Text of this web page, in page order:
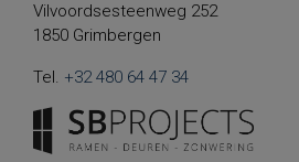
Vilvoordsesteenweg 252
1850 Grimbergen
Tel. +32 480 64 47 34